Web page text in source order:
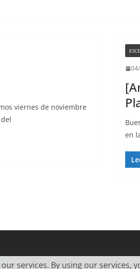
viernes de noviembre
en
services. By using our services,